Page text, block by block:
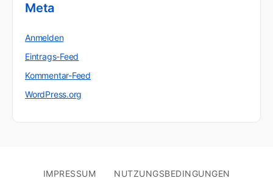
Meta
Anmelden
Eintrags-Feed
Kommentar-Feed
WordPress.org
IMPRESSUM
NUTZUNGSBEDINGUNGEN